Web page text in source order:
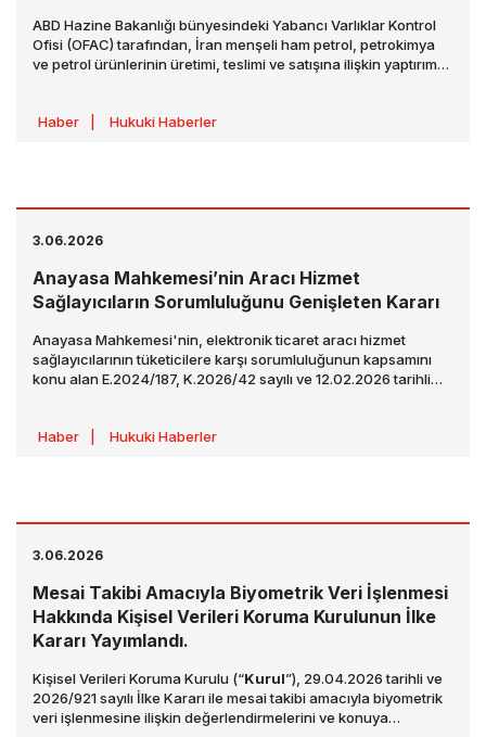
ABD Hazine Bakanlığı bünyesindeki Yabancı Varlıklar Kontrol
Ofisi (OFAC) tarafından, İran menşeli ham petrol, petrokimya
ve petrol ürünlerinin üretimi, teslimi ve satışına ilişkin yaptırım
X’i yayınlandı.
Haber Hukuki Haberler
3.06.2026
Anayasa Mahkemesi’nin Aracı Hizmet
Sağlayıcıların Sorumluluğunu Genişleten Kararı
Anayasa Mahkemesi'nin, elektronik ticaret aracı hizmet
sağlayıcılarının tüketicilere karşı sorumluluğunun kapsamını
konu alan E.2024/187, K.2026/42 sayılı ve 12.02.2026 tarihli
Haber
Hukuki Haberler
3.06.2026
Mesai Takibi Amacıyla Biyometrik Veri İşlenmesi
Hakkında Kişisel Verileri Koruma Kurulunun İlke
Kararı Yayımlandı.
Kişisel Verileri Koruma Kurulu (“Kurul”), 29.04.2026 tarihli ve
2026/921 sayılı İlke Kararı ile mesai takibi amacıyla biyometrik
veri işlenmesine ilişkin değerlendirmelerini ve konuya